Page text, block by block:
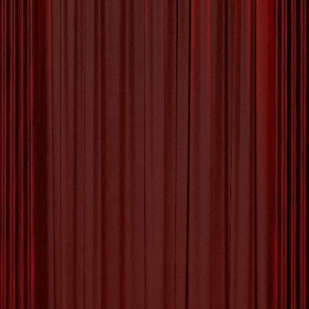
Ontdek de Voordelen van Workshops bij VDAB
VDAB, de Vlaamse Dienst voor
Arbeidsbemiddeling en Beroepsopleiding, biedt
een breed scala aan workshops aan die
werkzoekenden en werknemers kunnen helpen
bij hun professionele ontwikkeling. Of je nu op
zoek bent naar een nieuwe baan, je
vaardigheden wilt verbeteren of gewoon wilt
groeien in je carrière, de workshops
Tagged with: actief deelnemen , cv opstellen
digitale vaardigheden
inschrijven, instructies opvolgen ,
investeren in groei
, kostenloos,
leiderschapsvaardigheden
loopbaan ,
persoonlijke
ontwikkeling
, professionele ontwikkeling
punctueel
zijn
, sollicitatiegesprek
toewijding tonen
vaardigheden
verbeteren
vlaanderen vragen stellen ,
workshops
Uncategorized